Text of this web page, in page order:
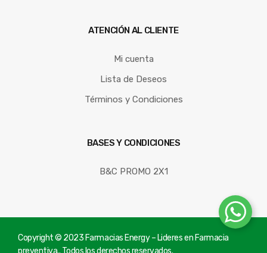
ATENCIÓN AL CLIENTE
Mi cuenta
Lista de Deseos
Términos y Condiciones
BASES Y CONDICIONES
B&C PROMO 2X1
Copyright © 2023 Farmacias Energy – Lideres en Farmacia
preventiva.. Todos los derechos reservados.